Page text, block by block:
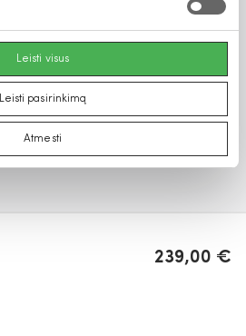
Leisti visus
Leisti pasirinkimą
Atmesti
239,00 €